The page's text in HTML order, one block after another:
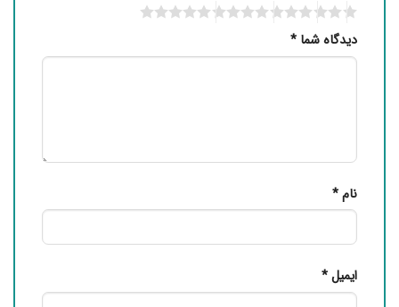
دیدگاه شما *
نام*
ایمیل*